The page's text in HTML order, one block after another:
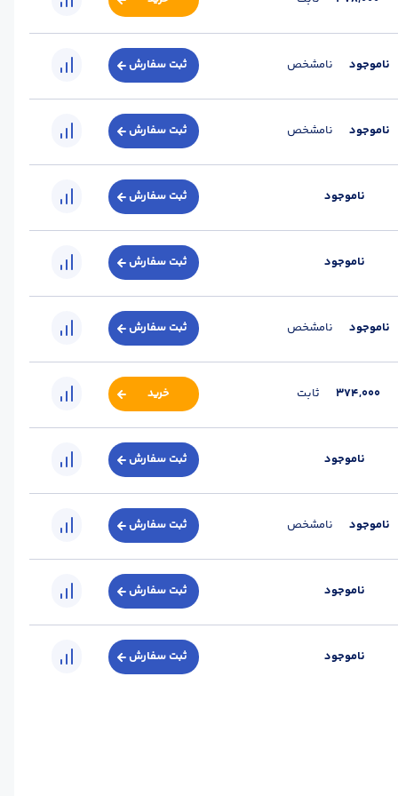
ناموجود نامشخص ثبت سفارش
ناموجود نامشخص ثبت سفارش
ناموجود ثبت سفارش
ناموجود ثبت سفارش
ناموجود نامشخص ثبت سفارش
374,000 ثابت خرید
ناموجود ثبت سفارش
ناموجود نامشخص ثبت سفارش
ناموجود ثبت سفارش
ناموجود ثبت سفارش